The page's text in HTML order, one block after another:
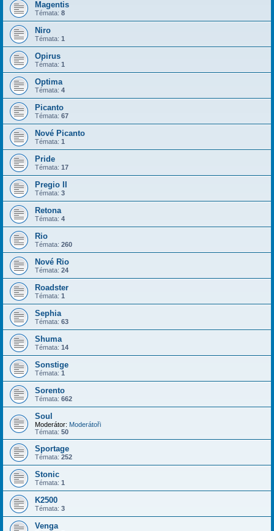
Magentis
Témata: 8
Niro
Témata: 1
Opirus
Témata: 1
Optima
Témata: 4
Picanto
Témata: 67
Nové Picanto
Témata: 1
Pride
Témata: 17
Pregio II
Témata: 3
Retona
Témata: 4
Rio
Témata: 260
Nové Rio
Témata: 24
Roadster
Témata: 1
Sephia
Témata: 63
Shuma
Témata: 14
Sonstige
Témata: 1
Sorento
Témata: 662
Soul
Moderátor: Moderátoři
Témata: 50
Sportage
Témata: 252
Stonic
Témata: 1
K2500
Témata: 3
Venga